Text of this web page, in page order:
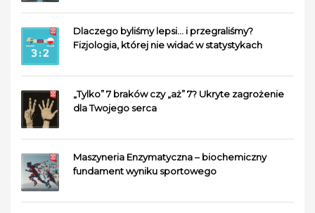
Dlaczego byliśmy lepsi… i przegraliśmy?
Fizjologia, której nie widać w statystykach
„Tylko” 7 braków czy „aż” 7? Ukryte zagrożenie
dla Twojego serca
Maszyneria Enzymatyczna – biochemiczny
fundament wyniku sportowego